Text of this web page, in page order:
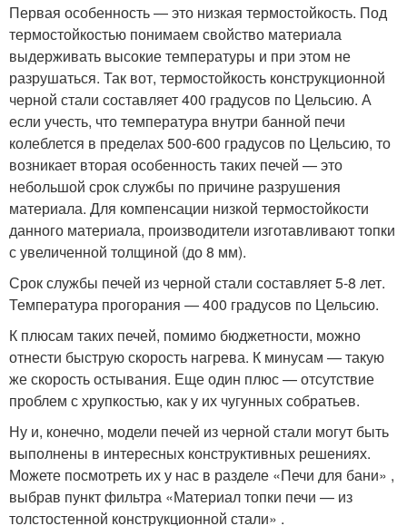
Первая особенность — это низкая термостойкость. Под
термостойкостью понимаем свойство материала
выдерживать высокие температуры и при этом не
разрушаться. Так вот, термостойкость конструкционной
черной стали составляет 400 градусов по Цельсию. А
если учесть, что температура внутри банной печи
колеблется в пределах 500-600 градусов по Цельсию, то
возникает вторая особенность таких печей — это
небольшой срок службы по причине разрушения
материала. Для компенсации низкой термостойкости
данного материала, производители изготавливают топки
с увеличенной толщиной (до 8 мм).
Срок службы печей из черной стали составляет 5-8 лет.
Температура прогорания — 400 градусов по Цельсию.
К плюсам таких печей, помимо бюджетности, можно
отнести быструю скорость нагрева. К минусам — такую
же скорость остывания. Еще один плюс — отсутствие
проблем с хрупкостью, как у их чугунных собратьев.
Ну и, конечно, модели печей из черной стали могут быть
выполнены в интересных конструктивных решениях.
Можете посмотреть их у нас в разделе «Печи для бани» ,
выбрав пункт фильтра «Материал топки печи — из
толстостенной конструкционной стали» .